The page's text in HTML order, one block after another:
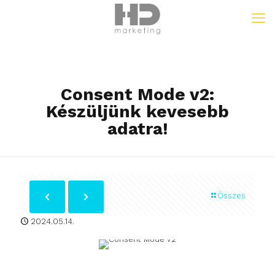
Consent Mode v2:
Készüljünk kevesebb
adatra!
Összes
2024.05.14.